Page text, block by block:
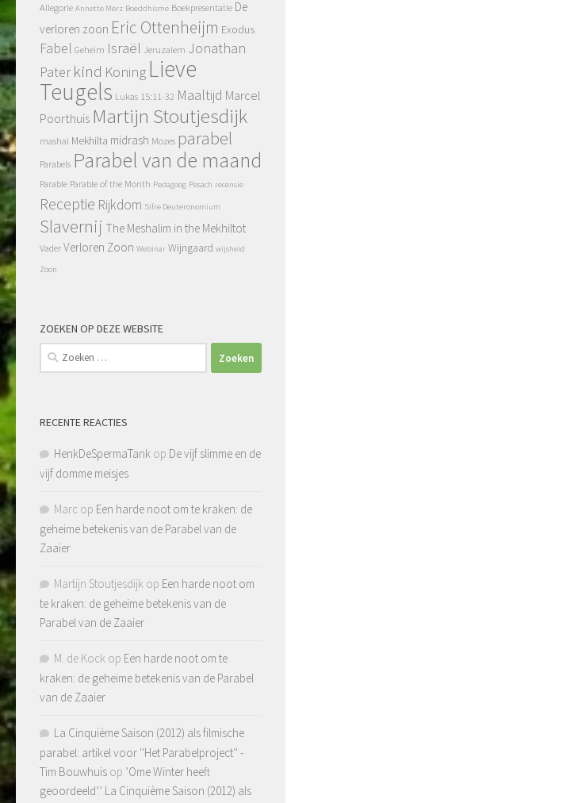
Allegorie Annette Merz Boeddhisme Boekpresentatie De
verloren zoon Eric Ottenheijm Exodus
Fabel Geheim Israël Jeruzalem Jonathan
Pater kind Koning Lieve
Teugels Lukas 15:11-32 Maaltijd Marcel
Poorthuis Martijn Stoutjesdijk
mashal Mekhilta midrash Mozes parabel
Parabels Parabel van de maand
Parable Parable of the Month Pedagoog Pesach recensie
Receptie Rijkdom Sifre Deuteronomium
Slavernij The Meshalim in the Mekhiltot
Vader Verloren Zoon Webinar Wijngaard wijsheid
Zoon
ZOEKEN OP DEZE WEBSITE
Zoeken
naar:
RECENTE REACTIES
HenkDeSpermaTank op De vijf slimme en de
vijf domme meisjes
Marc op Een harde noot om te kraken: de
geheime betekenis van de Parabel van de
Zaaier
Martijn Stoutjesdijk op Een harde noot om
te kraken: de geheime betekenis van de
Parabel van de Zaaier
M. de Kock op Een harde noot om te
kraken: de geheime betekenis van de Parabel
van de Zaaier
La Cinquième Saison (2012) als filmische
parabel: artikel voor ''Het Parabelproject'' -
Tim Bouwhuis op ’Ome Winter heeft
geoordeeld’.’ La Cinquième Saison (2012) als